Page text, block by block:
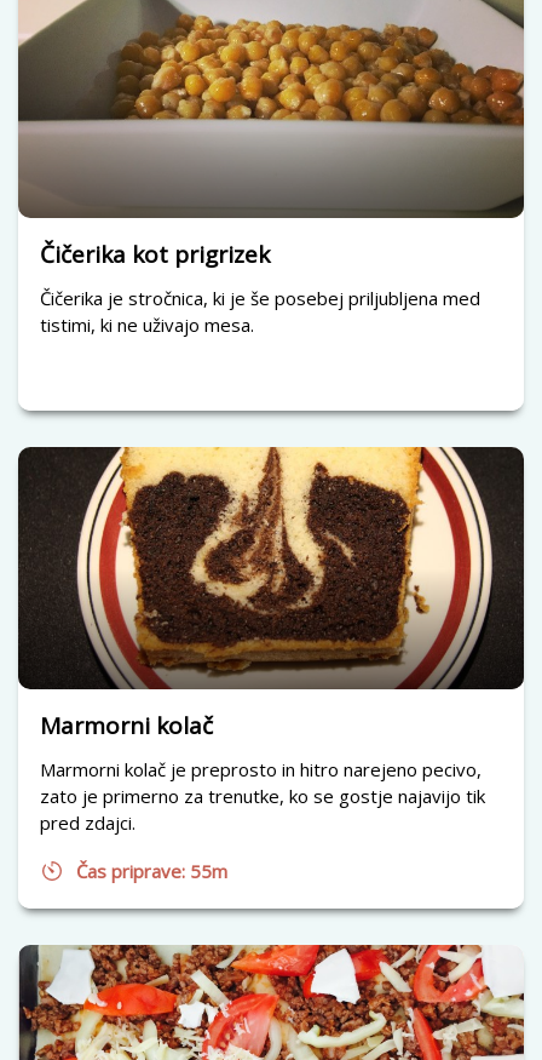
Čičerika kot prigrizek
Čičerika je stročnica, ki je še posebej priljubljena med
tistimi, ki ne uživajo mesa.
Marmorni kolač
Marmorni kolač je preprosto in hitro narejeno pecivo,
zato je primerno za trenutke, ko se gostje najavijo tik
pred zdajci.
Čas priprave: 55m